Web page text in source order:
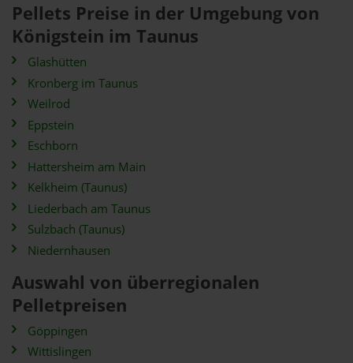
Pellets Preise in der Umgebung von
Königstein im Taunus
Glashütten
Kronberg im Taunus
Weilrod
Eppstein
Eschborn
Hattersheim am Main
Kelkheim (Taunus)
Liederbach am Taunus
Sulzbach (Taunus)
Niedernhausen
Auswahl von überregionalen
Pelletpreisen
Göppingen
Wittislingen